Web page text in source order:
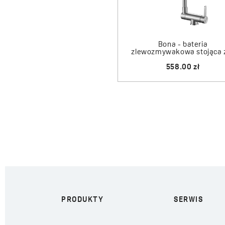
Bona - bateria
zlewozmywakowa stojąca
558.00 zł
PRODUKTY SERWIS